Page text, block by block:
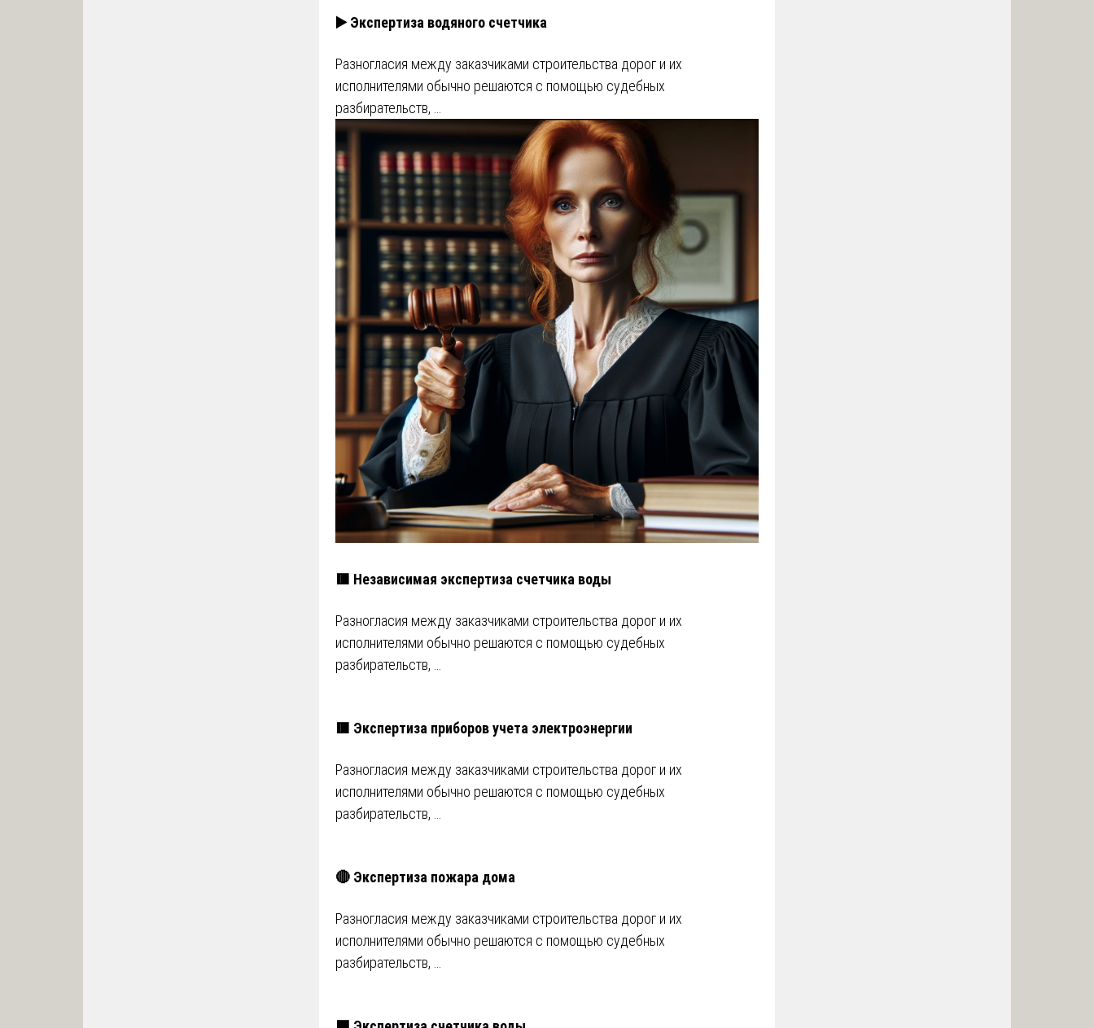
▶️ Экспертиза водяного счетчика
Разногласия между заказчиками строительства дорог и их
исполнителями обычно решаются с помощью судебных
разбирательств, …
🟥 Независимая экспертиза счетчика воды
Разногласия между заказчиками строительства дорог и их
исполнителями обычно решаются с помощью судебных
разбирательств, …
🟥 Экспертиза приборов учета электроэнергии
Разногласия между заказчиками строительства дорог и их
исполнителями обычно решаются с помощью судебных
разбирательств, …
🔴 Экспертиза пожара дома
Разногласия между заказчиками строительства дорог и их
исполнителями обычно решаются с помощью судебных
разбирательств, …